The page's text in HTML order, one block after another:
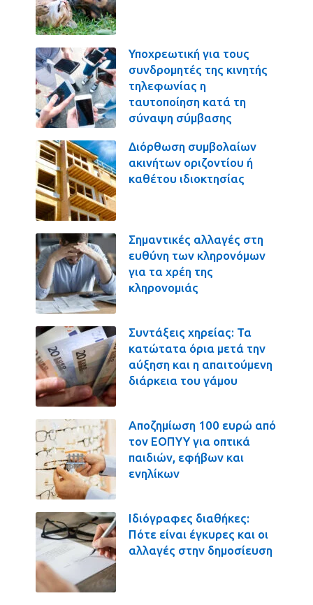
Υποχρεωτική για τους
συνδρομητές της κινητής
τηλεφωνίας η
ταυτοποίηση κατά τη
σύναψη σύμβασης
Διόρθωση συμβολαίων
ακινήτων οριζοντίου ή
καθέτου ιδιοκτησίας
Σημαντικές αλλαγές στη
ευθύνη των κληρονόμων
για τα χρέη της
κληρονομιάς
Συντάξεις χηρείας: Τα
κατώτατα όρια μετά την
αύξηση και η απαιτούμενη
διάρκεια του γάμου
Αποζημίωση 100 ευρώ από
τον ΕΟΠΥΥ για οπτικά
παιδιών, εφήβων και
ενηλίκων
Ιδιόγραφες διαθήκες:
Πότε είναι έγκυρες και οι
αλλαγές στην δημοσίευση